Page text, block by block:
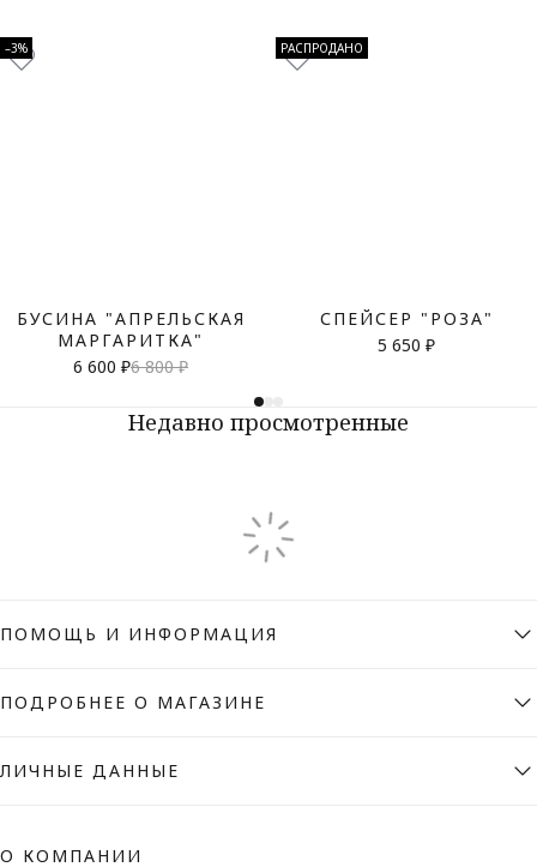
–3%
БУСИНА "АПРЕЛЬСКАЯ
МАРГАРИТКА"
6 600 ₽6 800 ₽
РАСПРОДАНО
СПЕЙСЕР "РОЗА"
5 650 ₽
Недавно просмотренные
ПОМОЩЬ И ИНФОРМАЦИЯ
ПОДРОБНЕЕ О МАГАЗИНЕ
ЛИЧНЫЕ ДАННЫЕ
О КОМПАНИИ